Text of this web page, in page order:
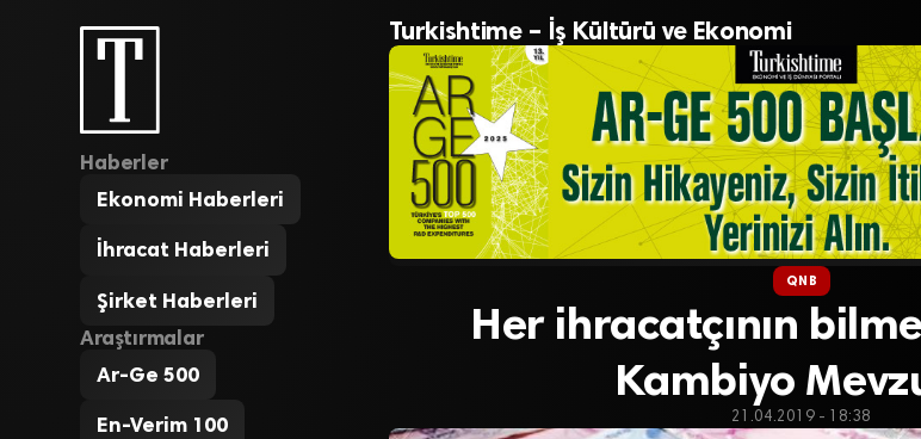
Haberler
Ekonomi Haberleri
İhracat Haberleri
Şirket Haberleri
Araştırmalar
Ar-Ge 500
En-Verim 100
Turkishtime – İş Kültürü ve Ekonomi
QNB
Her ihracatçının
Kambiyo
21.04.2019 - 18:38